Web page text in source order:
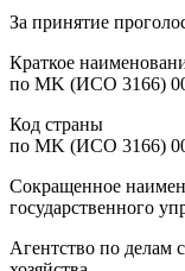
За принятие
Краткое
по MK (ИСО 3166)
Код страны
по MK (ИСО 3166)
Сокращенное
государственного
Агентство по делам